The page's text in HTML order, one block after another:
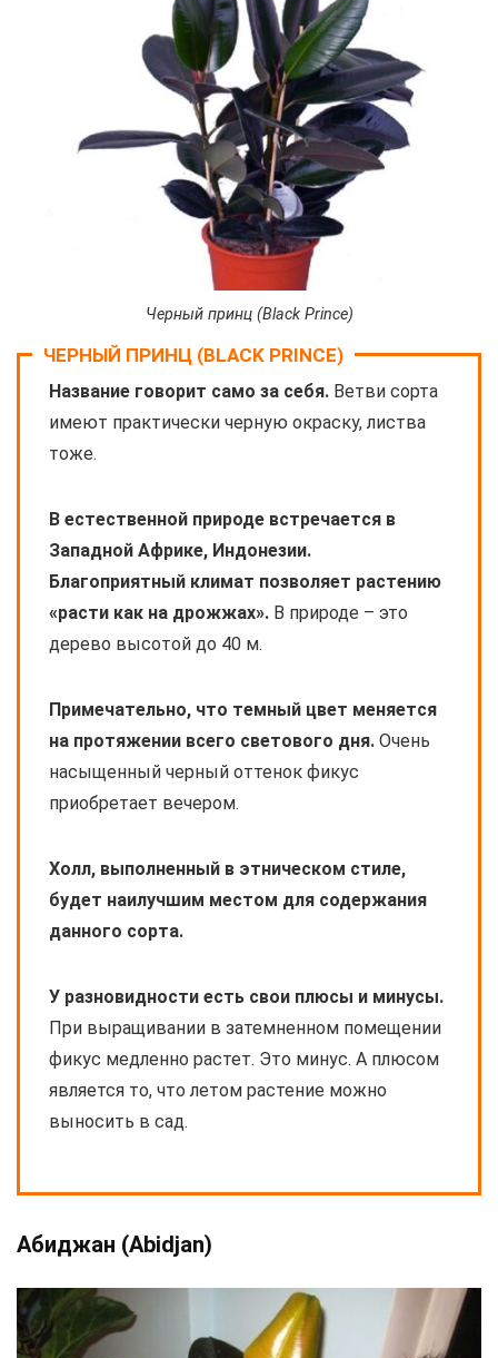
Черный принц (Black Prince)
ЧЕРНЫЙ ПРИНЦ (BLACK PRINCE)
Название говорит само за себя. Ветви сорта
имеют практически черную окраску, листва
тоже.
В естественной природе встречается в
Западной Африке, Индонезии.
Благоприятный климат позволяет растению
«расти как на дрожжах». В природе – это
дерево высотой до 40 м.
Примечательно, что темный цвет меняется
на протяжении всего светового дня. Очень
насыщенный черный оттенок фикус
приобретает вечером.
Холл, выполненный в этническом стиле,
будет наилучшим местом для содержания
данного сорта.
У разновидности есть свои плюсы и минусы.
При выращивании в затемненном помещении
фикус медленно растет. Это минус. А плюсом
является то, что летом растение можно
выносить в сад.
Абиджан (Abidjan)